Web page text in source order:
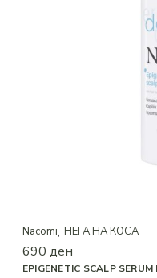
EPIGENETIC SCALP
Nacomi НЕГА НА КОСА
690 ден